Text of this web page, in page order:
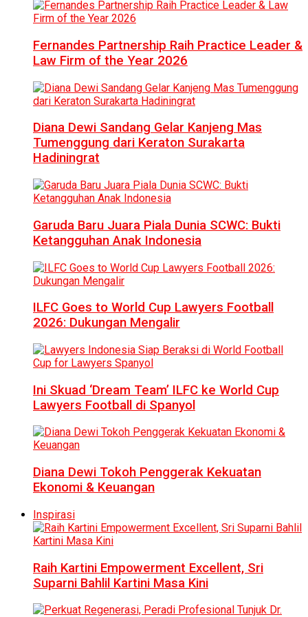
Fernandes Partnership Raih Practice Leader &
Law Firm of the Year 2026
Diana Dewi Sandang Gelar Kanjeng Mas
Tumenggung dari Keraton Surakarta
Hadiningrat
Garuda Baru Juara Piala Dunia SCWC: Bukti
Ketangguhan Anak Indonesia
ILFC Goes to World Cup Lawyers Football
2026: Dukungan Mengalir
Ini Skuad ‘Dream Team’ ILFC ke World Cup
Lawyers Football di Spanyol
Diana Dewi Tokoh Penggerak Kekuatan
Ekonomi & Keuangan
Inspirasi
Raih Kartini Empowerment Excellent, Sri
Suparni Bahlil Kartini Masa Kini